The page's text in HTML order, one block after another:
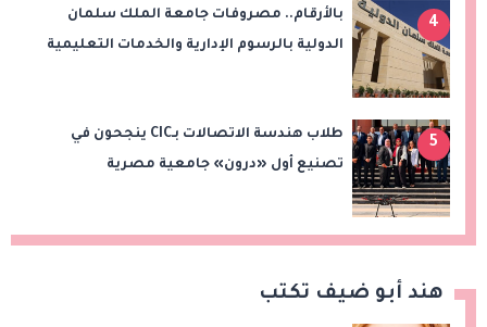
4
بالأرقام.. مصروفات جامعة الملك سلمان
الدولية بالرسوم الإدارية والخدمات التعليمية
5
طلاب هندسة الاتصالات بـCIC ينجحون في
تصنيع أول «درون» جامعية مصرية
هند أبو ضيف تكتب